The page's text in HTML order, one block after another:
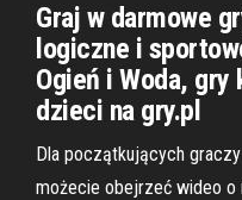
Graj w darmowe
logiczne i
Ogień i Woda,
dzieci na gry.pl
Dla początkujących
możecie obejrzeć wideo o